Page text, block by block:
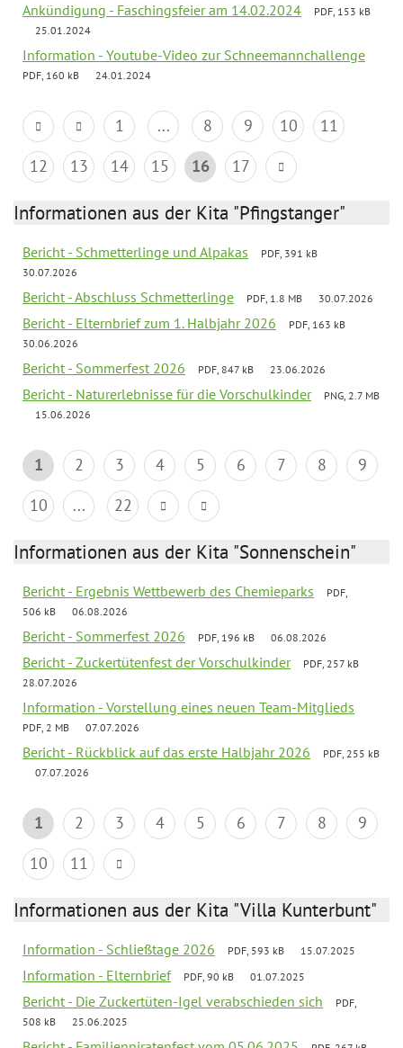
Ankündigung - Faschingsfeier am 14.02.2024
PDF, 153 kB
25.01.2024
Information - Youtube-Video zur Schneemannchallenge
PDF, 160 kB 24.01.2024
1 ... 8 9 10
11
12
13 14 15 16 17
Informationen aus der Kita "Pfingstanger"
Bericht - Schmetterlinge und Alpakas
PDF, 391 kB
30.07.2026
Bericht - Abschluss Schmetterlinge PDF, 1.8 MB 30.07.2026
Bericht - Elternbrief zum 1. Halbjahr 2026
PDF, 163 kB
30.06.2026
Bericht - Sommerfest 2026 PDF, 847 kB 23.06.2026
Bericht - Naturerlebnisse für die Vorschulkinder
PNG, 2.7 MB
15.06.2026
1 2 3 4 5 6 7 8
9
10
... 22
Informationen aus der Kita "Sonnenschein"
Bericht - Ergebnis Wettbewerb des Chemieparks
PDF,
506 kB
06.08.2026
Bericht - Sommerfest 2026 PDF, 196 kB 06.08.2026
Bericht - Zuckertütenfest der Vorschulkinder
PDF, 257 kB
28.07.2026
Information - Vorstellung eines neuen Team-Mitglieds
PDF, 2 MB 07.07.2026
Bericht - Rückblick auf das erste Halbjahr 2026
PDF, 255 kB
07.07.2026
1 2 3 4 5 6 7 8
9
10
11
Informationen aus der Kita "Villa Kunterbunt"
Information - Schließtage 2026 PDF, 593 kB 15.07.2025
Information - Elternbrief PDF, 90 kB 01.07.2025
Bericht - Die Zuckertüten-Igel verabschieden sich
PDF,
508 kB
25.06.2025